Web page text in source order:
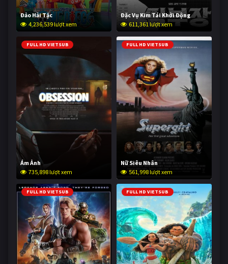
Đảo Hải Tặc
4,236,539 lượt xem
Đặc Vụ Kim Tái Khởi Động
611,361 lượt xem
FULL HD VIETSUB
Ám Ảnh
735,898 lượt xem
FULL HD VIETSUB
Nữ Siêu Nhân
561,998 lượt xem
FULL HD VIETSUB FULL HD VIETSUB